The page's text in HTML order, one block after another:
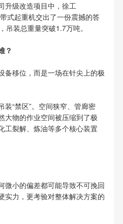
升级改造项目中，徐工
式起重机交出了一份震撼的答
吊装总重量突破1.7万吨。
？
备移位，而是一场在针尖上的极
装“禁区”。空间狭窄、管廊密
大物的作业空间被压缩到了极
工裂解、炼油等多个核心装置
微小的偏差都可能导致不可挽回
实力，更考验对整体解决方案的